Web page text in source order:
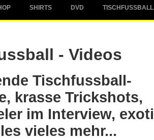
SHIRTS DVD TISCHFUSSBALL
- Videos
Tischfussball-
krasse Trickshots,
im Interview,
vieles mehr...